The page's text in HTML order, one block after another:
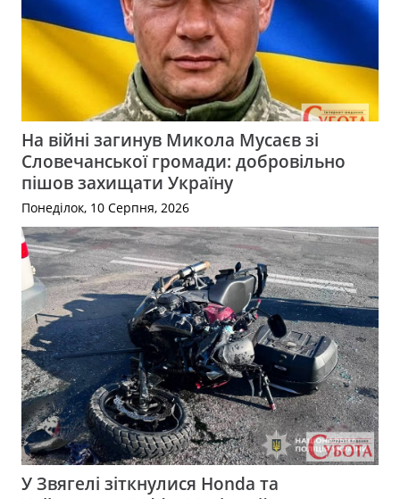
На війні загинув Микола Мусаєв зі
Словечанської громади: добровільно
пішов захищати Україну
Понеділок, 10 Серпня, 2026
У Звягелі зіткнулися Honda та